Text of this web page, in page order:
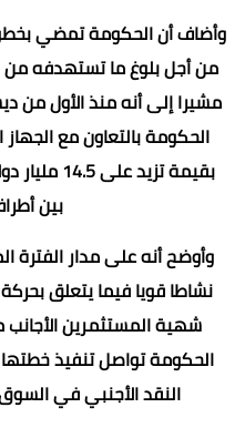
وأضاف أن الحكومة تمضي
من أجل بلوغ ما تستهدفه من
مشيرا إلى أنه منذ الأول من
الحكومة بالتعاون مع
بقيمة تزيد
بين
وأوضح أنه على مدار الفترة
نشاطا قويا فيما يتعلق بحركة
شهية المستثمرين
الحكومة تواصل تنفيذ
النقد الأجنبي في السوق